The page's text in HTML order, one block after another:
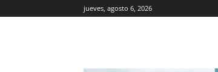
jueves, agosto 6, 2026